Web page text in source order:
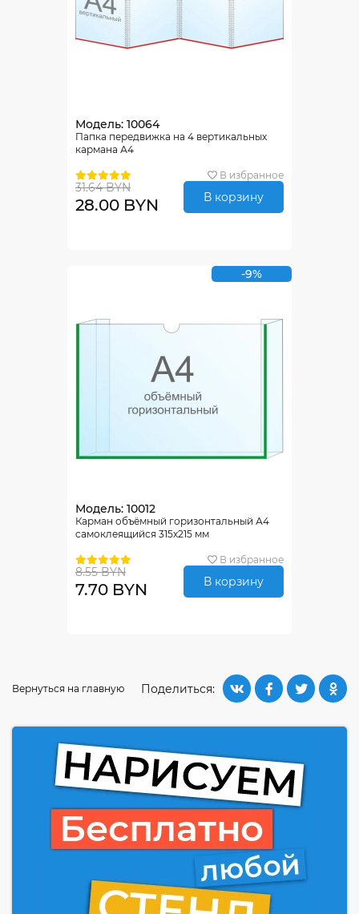
Модель: 10064
Папка передвижка на 4 вертикальных
кармана А4
В избранное
31.64 BYN
28.00 BYN В корзину
-9%
Модель: 10012
Карман объёмный горизонтальный А4
самоклеящийся 315х215 мм
В избранное
8.55 BYN
7.70 BYN В корзину
Поделиться:
Вернуться на главную